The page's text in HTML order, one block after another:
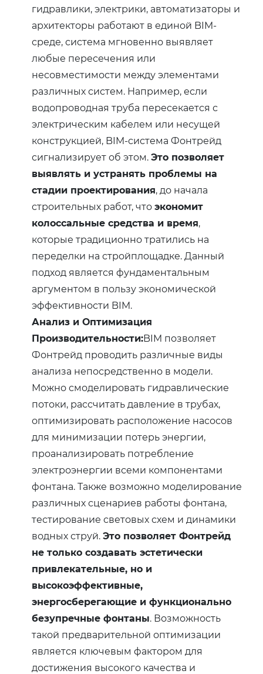
гидравлики, электрики, автоматизаторы и
архитекторы работают в единой BIM-
среде, система мгновенно выявляет
любые пересечения или
несовместимости между элементами
различных систем. Например, если
водопроводная труба пересекается с
электрическим кабелем или несущей
конструкцией, BIM-система Фонтрейд
сигнализирует об этом.Это позволяет
выявлять и устранять проблемы на
стадии проектирования, до начала
строительных работ, чтоэкономит
колоссальные средства и время,
которые традиционно тратились на
переделки на стройплощадке. Данный
подход является фундаментальным
аргументом в пользу экономической
эффективности BIM.
Анализ и Оптимизация
Производительности:BIM позволяет
Фонтрейд проводить различные виды
анализа непосредственно в модели.
Можно смоделировать гидравлические
потоки, рассчитать давление в трубах,
оптимизировать расположение насосов
для минимизации потерь энергии,
проанализировать потребление
электроэнергии всеми компонентами
фонтана. Также возможно моделирование
различных сценариев работы фонтана,
тестирование световых схем и динамики
водных струй.Это позволяет Фонтрейд
не только создавать эстетически
привлекательные, но и
высокоэффективные,
энергосберегающие и функционально
безупречные фонтаны. Возможность
такой предварительной оптимизации
является ключевым фактором для
достижения высокого качества и